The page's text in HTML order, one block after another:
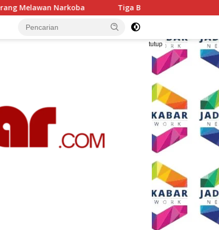
Tiga BUMD Air Minum Malang Raya Perkuat Kolaborasi,
tutup